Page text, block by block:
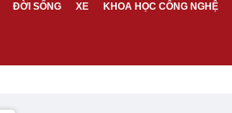
ĐỜI SỐNG XE KHOA HỌC CÔNG NGHỆ